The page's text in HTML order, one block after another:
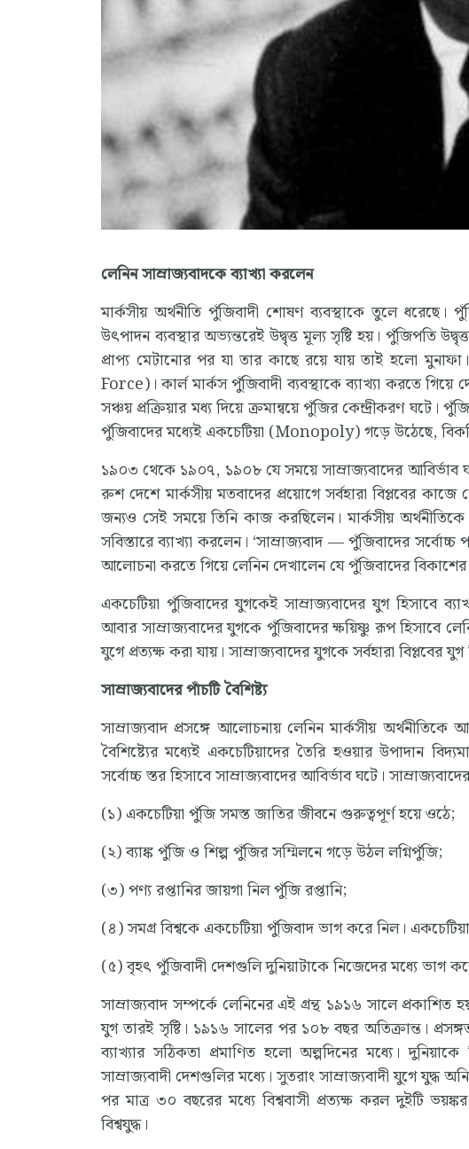
লেনিন সাম্রাজ্যবাদকে ব্যাখ্যা করলেন
মার্কসীয় অর্থনীতি পুঁজিবাদী শোষণ ব্যবস্থাকে তুলে ধরেছে।
উৎপাদন ব্যবস্থার অভ্যন্তরেই উদ্বৃত্ত মূল্য সৃষ্টি হয়। পুঁজিপতি
প্রাপ্য মেটানোর পর যা তার কাছে রয়ে যায় তাই হলো
Force)। কার্ল মার্কস পুঁজিবাদী ব্যবস্থাকে ব্যাখ্যা করতে
সঞ্চয় প্রক্রিয়ার মধ্য দিয়ে ক্রমান্বয়ে পুঁজির কেন্দ্রীকরণ
পুঁজিবাদের মধ্যেই একচেটিয়া (Monopoly) গড়ে উঠেছে,
১৯০৩ থেকে ১৯০৭, ১৯০৮ যে সময়ে সাম্রাজ্যবাদের আবির্ভাব
রুশ দেশে মার্কসীয় মতবাদের প্রয়োগে সর্বহারা বিপ্লবের
জন্যও সেই সময়ে তিনি কাজ করছিলেন। মার্কসীয় অর্থনীতিকে
সবিস্তারে ব্যাখ্যা করলেন। ‘সাম্রাজ্যবাদ — পুঁজিবাদের সর্বোচ্চ
আলোচনা করতে গিয়ে লেনিন দেখালেন যে পুঁজিবাদের বিকাশের
‍একচেটিয়া পুঁজিবাদের যুগকেই সাম্রাজ্যবাদের যুগ হিসাবে
আবার সাম্রাজ্যবাদের যুগকে পুঁজিবাদের ক্ষয়িষ্ণু রূপ হিসাবে
যুগে প্রত্যক্ষ করা যায়। সাম্রাজ্যবাদের যুগকে সর্বহারা বিপ্লবের
সাম্রাজ্যবাদের পাঁচটি বৈশিষ্ট্য
সাম্রাজ্যবাদ প্রসঙ্গে আলোচনায় লেনিন মার্কসীয়
বৈশিষ্ট্যের মধ্যেই একচেটিয়াদের তৈরি হওয়ার উপাদান
সর্বোচ্চ স্তর হিসাবে সাম্রাজ্যবাদের আবির্ভাব ঘটে।
(১) একচেটিয়া পুঁজি সমস্ত জাতির জীবনে গুরুত্বপূর্ণ হয়ে ওঠে;
(২) ব্যাঙ্ক পুঁজি ও শিল্প পুঁজির সম্মিলনে গড়ে উঠল লগ্নিপুঁজি;
(৩) পণ্য রপ্তানির জায়গা নিল পুঁজি রপ্তানি;
(৪) সমগ্র বিশ্বকে একচেটিয়া পুঁজিবাদ ভাগ করে নিল।
(৫) বৃহৎ পুঁজিবাদী দেশগুলি দুনিয়াটাকে নিজেদের মধ্যে ভাগ
সাম্রাজ্যবাদ সম্পর্কে লেনিনের এই গ্রন্থ ১৯১৬ সালে প্রকাশিত
যুগ তারই সৃষ্টি। ১৯১৬ সালের পর ১০৮ বছর অতিক্রান্ত।
ব্যাখ্যার সঠিকতা প্রমাণিত হলো অল্পদিনের মধ্যে।
সাম্রাজ্যবাদী দেশগুলির মধ্যে। সুতরাং সাম্রাজ্যবাদী যুগে যুদ্ধ
পর মাত্র ৩০ বছরের মধ্যে বিশ্ববাসী প্রত্যক্ষ করল দুইটি
বিশ্বযুদ্ধ।